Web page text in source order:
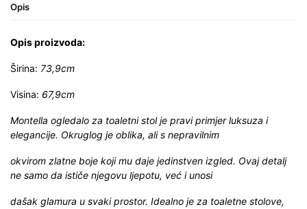
Opis
Opis proizvoda:
Širina: 73,9cm
Visina: 67,9cm
Montella ogledalo za toaletni stol je pravi primjer luksuza i
elegancije. Okruglog je oblika, ali s nepravilnim
okvirom zlatne boje koji mu daje jedinstven izgled. Ovaj detalj
ne samo da ističe njegovu ljepotu, već i unosi
dašak glamura u svaki prostor. Idealno je za toaletne stolove,